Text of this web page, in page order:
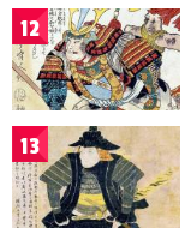
12
13